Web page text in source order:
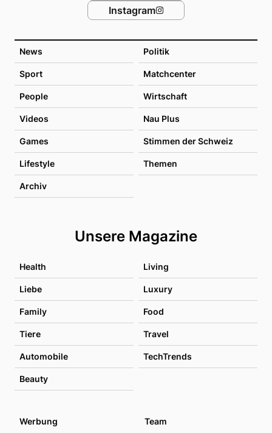
News Politik
Sport Matchcenter
People Wirtschaft
Videos Nau Plus
Games Stimmen der Schweiz
Lifestyle Themen
Archiv
Unsere Magazine
Health Living
Liebe Luxury
Family Food
Tiere Travel
Automobile TechTrends
Beauty
Instagram
Werbung Team